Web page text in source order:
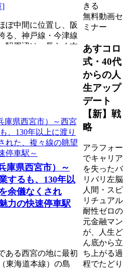
]
ぼ中間に位置し、阪
る、神戸線・今津線
駅周辺は、長らく古
庫県西宮市）～
するも、130年以
余儀なくされ
力の快速停車駅
ある西宮の地に最初
東海道本線）の島
きる
無料動画セ
ミナー
あすコロ
式・40代
からの人
生アップ
デート
【新】戦
略
アラフォー
でキャリア
を失ったバ
リバリ左脳
人間・スピ
リチュアル
耐性ゼロの
元金融マン
が、人生ど
ん底から立
ち上がる過
程でたどり